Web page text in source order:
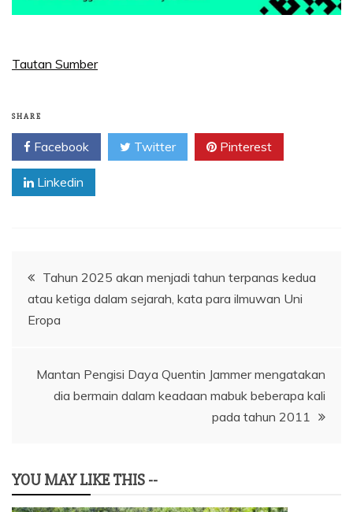
Tautan Sumber
SHARE
Facebook Twitter Pinterest
Linkedin
Navigasi
pos
Tahun 2025 akan menjadi tahun terpanas kedua
atau ketiga dalam sejarah, kata para ilmuwan Uni
Eropa
Mantan Pengisi Daya Quentin Jammer mengatakan
dia bermain dalam keadaan mabuk beberapa kali
pada tahun 2011
YOU MAY LIKE THIS --